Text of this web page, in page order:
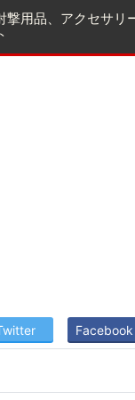
撃用品、アクセサリ
Facebook